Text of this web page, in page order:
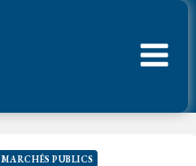
MARCHÉS PUBLICS